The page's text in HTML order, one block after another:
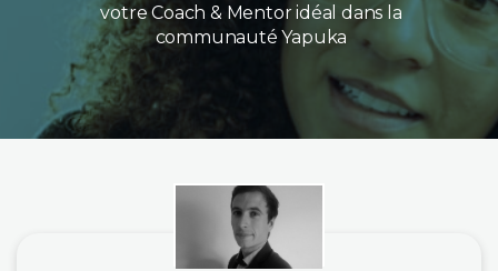
votre Coach & Mentor idéal dans la
communauté Yapuka